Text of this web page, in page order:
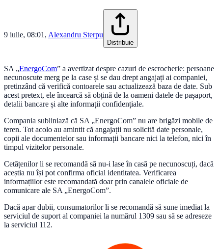
9 iulie, 08:01 , Alexandru Sterpu
Distribuie
SA „EnergoCom” a avertizat despre cazuri de escrocherie: persoane
necunoscute merg pe la case și se dau drept angajați ai companiei,
pretinzând că verifică contoarele sau actualizează baza de date. Sub
acest pretext, ele încearcă să obțină de la oameni datele de pașaport,
detalii bancare și alte informații confidențiale.
Compania subliniază că SA „EnergoCom” nu are brigăzi mobile de
teren. Tot acolo au amintit că angajații nu solicită date personale,
copii ale documentelor sau informații bancare nici la telefon, nici în
timpul vizitelor personale.
Cetățenilor li se recomandă să nu-i lase în casă pe necunoscuți, dacă
aceștia nu își pot confirma oficial identitatea. Verificarea
informațiilor este recomandată doar prin canalele oficiale de
comunicare ale SA „EnergoCom”.
Dacă apar dubii, consumatorilor li se recomandă să sune imediat la
serviciul de suport al companiei la numărul 1309 sau să se adreseze
la serviciul 112.